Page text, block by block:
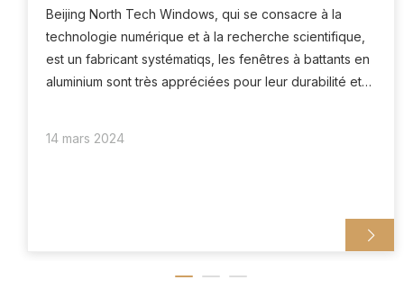
Beijing North Tech Windows, qui se consacre à la
technologie numérique et à la recherche scientifique,
est un fabricant systématiqs, les fenêtres à battants en
aluminium sont très appréciées pour leur durabilité et
Cette longue durée de vie en fait un investissement
14 mars 2024